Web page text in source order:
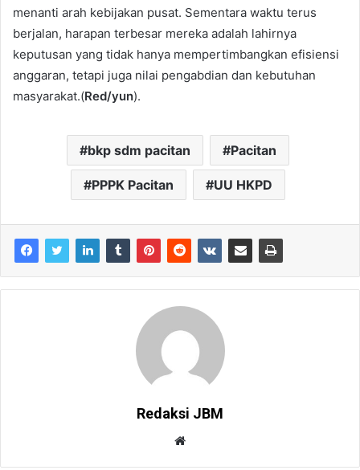
menanti arah kebijakan pusat. Sementara waktu terus
berjalan, harapan terbesar mereka adalah lahirnya
keputusan yang tidak hanya mempertimbangkan efisiensi
anggaran, tetapi juga nilai pengabdian dan kebutuhan
masyarakat.(Red/yun).
bkp sdm pacitan Pacitan
PPPK Pacitan UU HKPD
Redaksi JBM